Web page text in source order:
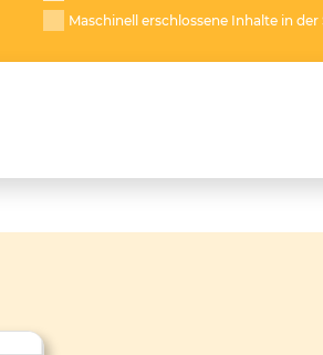
Maschinell erschlossene Inhalte in der